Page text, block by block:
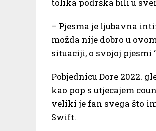
– Pjesma je ljubavna
možda nije dobro u
situaciji, o svojoj pjesmi
Pobjednicu Dore 2022.
kao pop s utjecajem
veliki je fan svega što
Swift.